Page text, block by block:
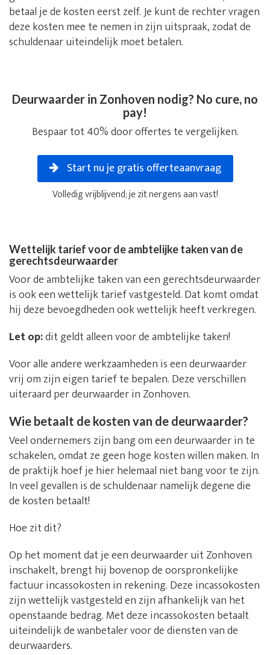
betaal je de kosten eerst zelf. Je kunt de rechter vragen
deze kosten mee te nemen in zijn uitspraak, zodat de
schuldenaar uiteindelijk moet betalen.
Deurwaarder in Zonhoven nodig? No cure, no
pay!
Bespaar tot 40% door offertes te vergelijken.
Start nu je gratis offerteaanvraag
Volledig vrijblijvend; je zit nergens aan vast!
Wettelijk tarief voor de ambtelijke taken van de
gerechtsdeurwaarder
Voor de ambtelijke taken van een gerechtsdeurwaarder
is ook een wettelijk tarief vastgesteld. Dat komt omdat
hij deze bevoegdheden ook wettelijk heeft verkregen.
Let op:dit geldt alleen voor de ambtelijke taken!
Voor alle andere werkzaamheden is een deurwaarder
vrij om zijn eigen tarief te bepalen. Deze verschillen
uiteraard per deurwaarder in Zonhoven.
Wie betaalt de kosten van de deurwaarder?
Veel ondernemers zijn bang om een deurwaarder in te
schakelen, omdat ze geen hoge kosten willen maken. In
de praktijk hoef je hier helemaal niet bang voor te zijn.
In veel gevallen is de schuldenaar namelijk degene die
de kosten betaalt!
Hoe zit dit?
Op het moment dat je een deurwaarder uit Zonhoven
inschakelt, brengt hij bovenop de oorspronkelijke
factuur incassokosten in rekening. Deze incassokosten
zijn wettelijk vastgesteld en zijn afhankelijk van het
openstaande bedrag. Met deze incassokosten betaalt
uiteindelijk de wanbetaler voor de diensten van de
deurwaarders.